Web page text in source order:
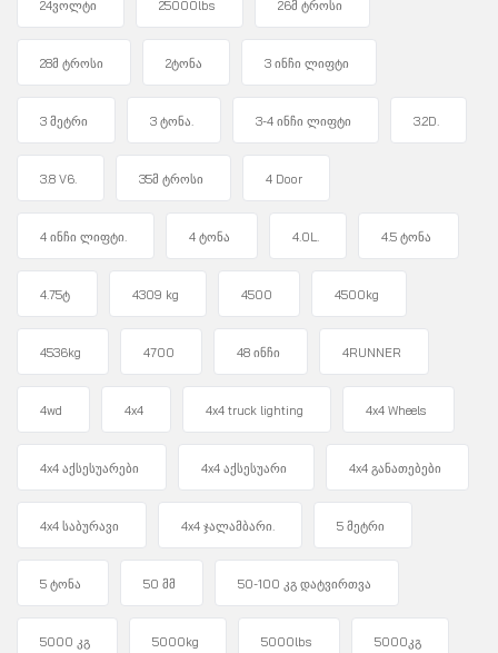
24ვოლტი 25000lbs 26მ ტროსი
28მ ტროსი 2ტონა 3 ინჩი ლიფტი
3 მეტრი 3 ტონა. 3-4 ინჩი ლიფტი 3.2D.
3.8 V6. 35მ ტროსი 4 Door
4 ინჩი ლიფტი. 4 ტონა 4.0L. 4.5 ტონა
4.75ტ 4309 kg 4500 4500kg
4536kg 4700 48 ინჩი 4RUNNER
4wd 4x4 4x4 truck lighting 4x4 Wheels
4x4 აქსესუარები 4x4 აქსესუარი 4x4 განათებები
4x4 საბურავი 4x4 ჯალამბარი. 5 მეტრი
5 ტონა 50 მმ 50-100 კგ დატვირთვა
5000 კგ 5000kg 5000lbs 5000კგ